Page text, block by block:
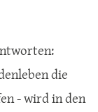
die
- wird in den